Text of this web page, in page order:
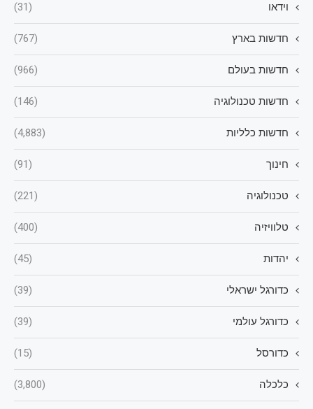
וידאו (31)
חדשות בארץ (767)
חדשות בעולם (966)
חדשות טכנולוגיה (146)
חדשות כלליות (4,883)
חינוך (91)
טכנולוגיה (221)
טלוויזיה (400)
יהדות (45)
כדורגל ישראלי (39)
כדורגל עולמי (39)
כדורסל (15)
כלכלה (3,800)